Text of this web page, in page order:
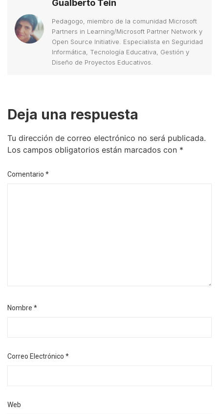
Gualberto Tein
Pedagogo, miembro de la comunidad Microsoft
Partners in Learning/Microsoft Partner Network y
Open Source Initiative. Especialista en Seguridad
Informática, Tecnología Educativa, Gestión y
Diseño de Proyectos Educativos.
Deja una respuesta
Tu dirección de correo electrónico no será publicada.
Los campos obligatorios están marcados con *
Comentario *
Nombre *
Correo Electrónico *
Web